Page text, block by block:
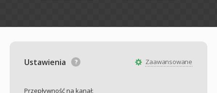
Zaawansowane
Ustawienia
Przepływność na kanał: